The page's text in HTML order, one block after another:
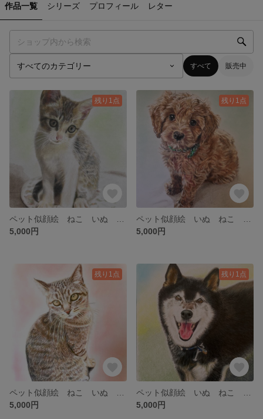
作品一覧 シリーズ プロフィール レター
すべて 販売中
残り1点
5,000円
残り1点
5,000円
残り1点
5,000円
残り1点
5,000円